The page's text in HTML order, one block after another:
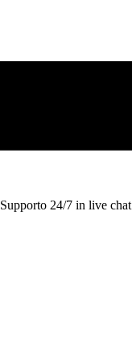
Supporto 24/7 in live chat